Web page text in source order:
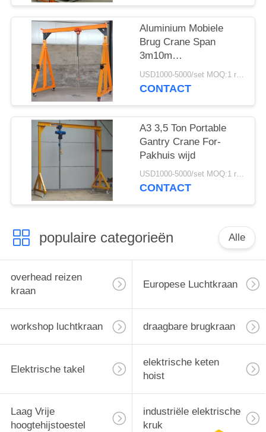
Aluminium Mobiele
Brug Crane Span
3m10m
Hijstoestelkarretje
USD1000-5000/set MOQ:1 reeks
CONTACT
A3 3,5 Ton Portable
Gantry Crane For-
Pakhuis wijd
USD1000-5000/set MOQ:1 reeks
CONTACT
populaire categorieën Alle
overhead reizen
kraan
Europese Luchtkraan
workshop luchtkraan draagbare brugkraan
Elektrische takel
elektrische keten
hoist
Laag Vrije
hoogtehijstoestel
industriële elektrische
kruk